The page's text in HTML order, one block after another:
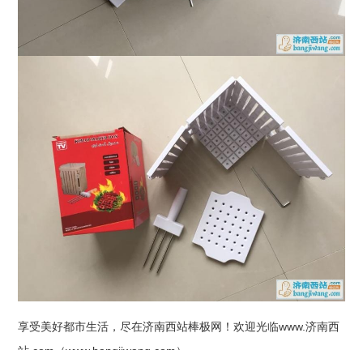
享受美好都市生活，尽在济南西站棒极网！欢迎光临www.济南西